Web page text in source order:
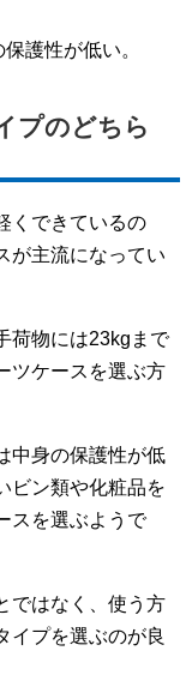
護性が低い。
プのどちら
くできているの
が主流になってい
荷物には23kgまで
ツケースを選ぶ方
中身の保護性が低
ビン類や化粧品を
スを選ぶようで
ではなく、使う方
イプを選ぶのが良